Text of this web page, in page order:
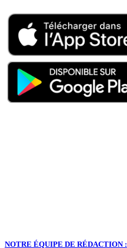
NOTRE ÉQUIPE DE RÉDACTION :